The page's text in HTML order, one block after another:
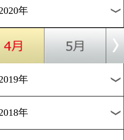
過去のニュース
2026年
2025年